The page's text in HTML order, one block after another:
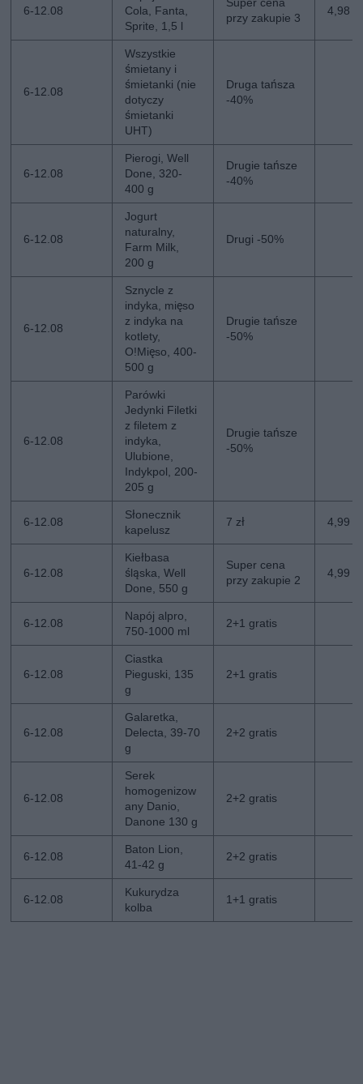
6-12.08
Cola, Fanta,
Sprite, 1,5 l
przy zakupie 3
4,98
6-12.08
Wszystkie
śmietany i
śmietanki (nie
dotyczy
śmietanki
UHT)
Druga tańsza
-40%
6-12.08
Pierogi, Well
Done, 320-
400 g
Drugie tańsze
-40%
6-12.08
Jogurt
naturalny,
Farm Milk,
200 g
Drugi -50%
6-12.08
Sznycle z
indyka, mięso
z indyka na
kotlety,
O!Mięso, 400-
500 g
Drugie tańsze
-50%
6-12.08
Parówki
Jedynki Filetki
z filetem z
indyka,
Ulubione,
Indykpol, 200-
205 g
Drugie tańsze
-50%
6-12.08
Słonecznik
kapelusz
7 zł 4,99
6-12.08
Kiełbasa
śląska, Well
Done, 550 g
Super cena
przy zakupie 2
4,99
6-12.08
Napój alpro,
750-1000 ml
2+1 gratis
6-12.08
Ciastka
Pieguski, 135
g
2+1 gratis
6-12.08
Galaretka,
Delecta, 39-70
g
2+2 gratis
6-12.08
Serek
homogenizow
any Danio,
Danone 130 g
2+2 gratis
6-12.08
Baton Lion,
41-42 g
2+2 gratis
6-12.08
Kukurydza
kolba
1+1 gratis